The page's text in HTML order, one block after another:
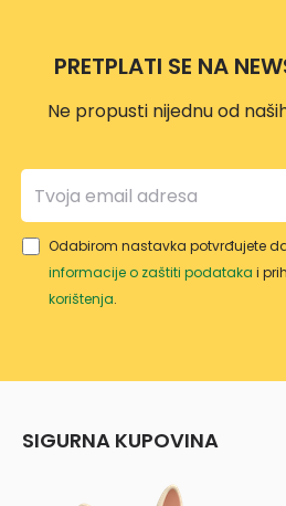
PRETPLATI SE NA
Ne propusti nijednu od
Odabirom nastavka potvrđujete
informacije o zaštiti podataka i
korištenja.
SIGURNA KUPOVINA